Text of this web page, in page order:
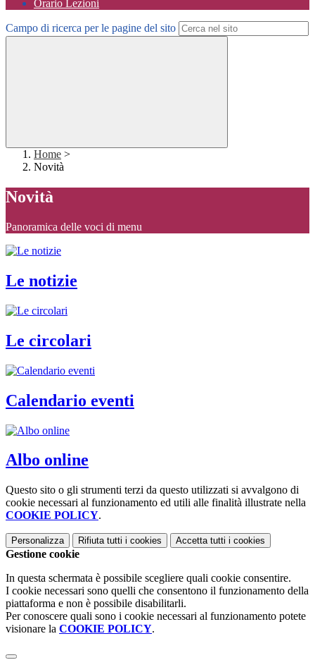
Orario Lezioni
Campo di ricerca per le pagine del sito
Home >
Novità
Novità
Panoramica delle voci di menu
Le notizie
Le circolari
Calendario eventi
Albo online
Questo sito o gli strumenti terzi da questo utilizzati si avvalgono di
cookie necessari al funzionamento ed utili alle finalità illustrate nella
COOKIE POLICY.
Personalizza Rifiuta tutti i cookies Accetta tutti i cookies
Gestione cookie
In questa schermata è possibile scegliere quali cookie consentire.
I cookie necessari sono quelli che consentono il funzionamento della
piattaforma e non è possibile disabilitarli.
Per conoscere quali sono i cookie necessari al funzionamento potete
visionare la COOKIE POLICY.